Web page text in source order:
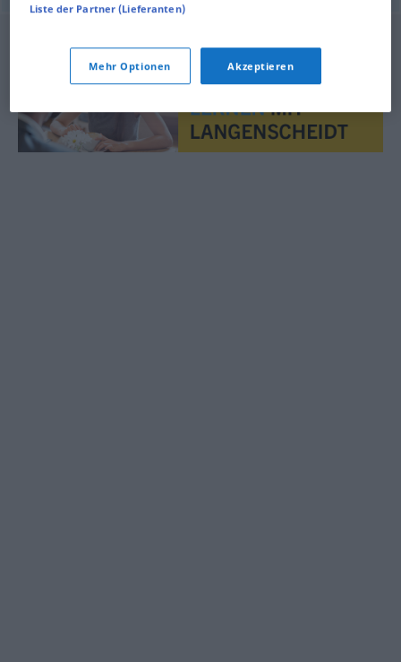
Liste der Partner (Lieferanten)
Mehr Optionen Akzeptieren